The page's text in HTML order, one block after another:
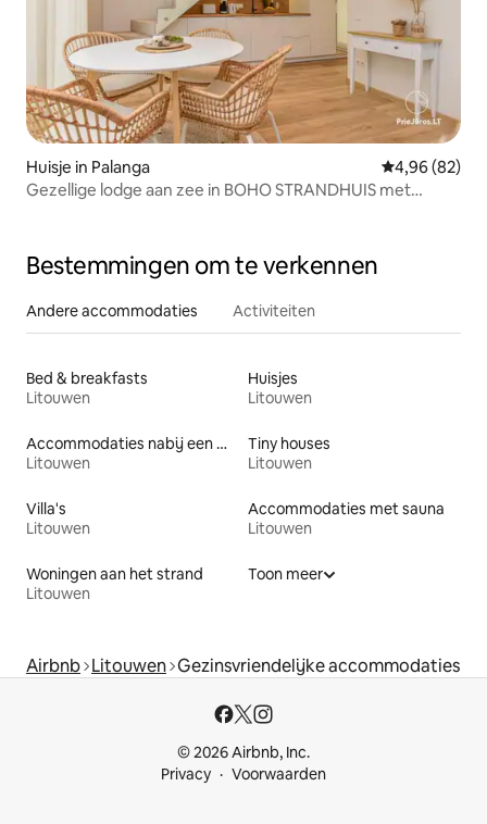
Huisje in Palanga Gemiddelde
4,96 (82)
Gezellige lodge aan zee in BOHO STRANDHUIS met
Bestemmingen om te verkennen
Andere accommodaties Activiteiten
Bed & breakfasts
Litouwen
Huisjes
Litouwen
Accommodaties nabij een meer
Litouwen
Tiny houses
Litouwen
Villa's
Litouwen
Accommodaties met sauna
Litouwen
Woningen aan het strand
Litouwen
Toon meer
Airbnb Litouwen Gezinsvriendelijke accommodaties
© 2026 Airbnb, Inc.
Privacy
Voorwaarden